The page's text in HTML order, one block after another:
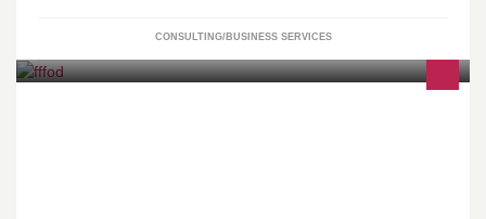
CONSULTING/BUSINESS SERVICES